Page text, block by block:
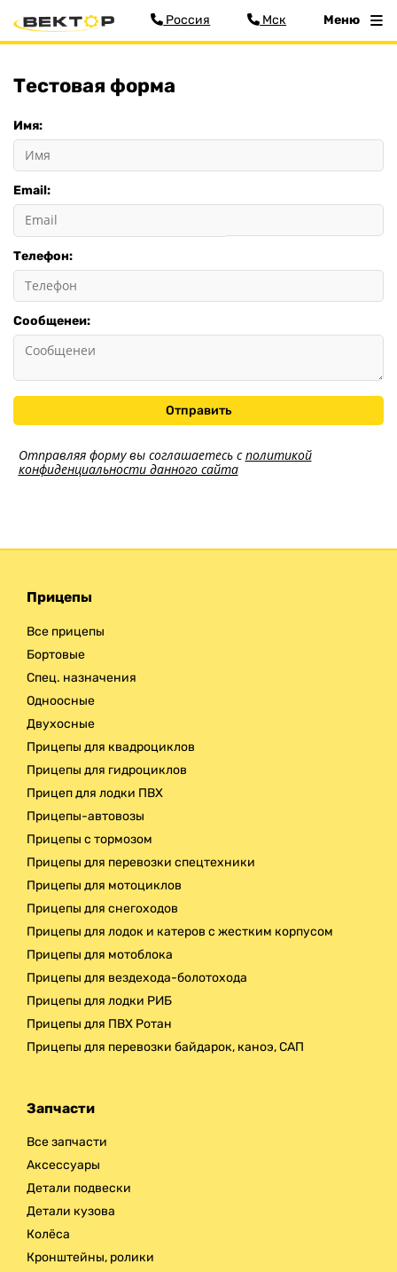
Главная
Прицепы
О заводе
Доставка
Россия Мск Меню
Тестовая форма
Имя:
Email:
Телефон:
Сообщенеи:
Отправляя форму вы соглашаетесь сполитикой
конфиденциальности данного сайта
Прицепы
Все прицепы
Бортовые
Спец. назначения
Одноосные
Двухосные
Прицепы для квадроциклов
Прицепы для гидроциклов
Прицеп для лодки ПВХ
Прицепы-автовозы
Прицепы с тормозом
Прицепы для перевозки спецтехники
Прицепы для мотоциклов
Прицепы для снегоходов
Прицепы для лодок и катеров с жестким корпусом
Прицепы для мотоблока
Прицепы для вездехода-болотохода
Прицепы для лодки РИБ
Прицепы для ПВХ Ротан
Прицепы для перевозки байдарок, каноэ, САП
Запчасти
Все запчасти
Аксессуары
Детали подвески
Детали кузова
Колёса
Кронштейны, ролики